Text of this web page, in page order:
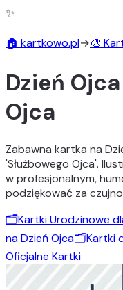
✨
🏠 kartkowo.pl→🎨
Dzień
Ojca
Zabawna kartka na
'Służbowego Ojca'.
w profesjonalnym,
podziękować za
🗂️Kartki Urodzinowe
na Dzień Ojca🗂️Kartki
Oficjalne Kartki